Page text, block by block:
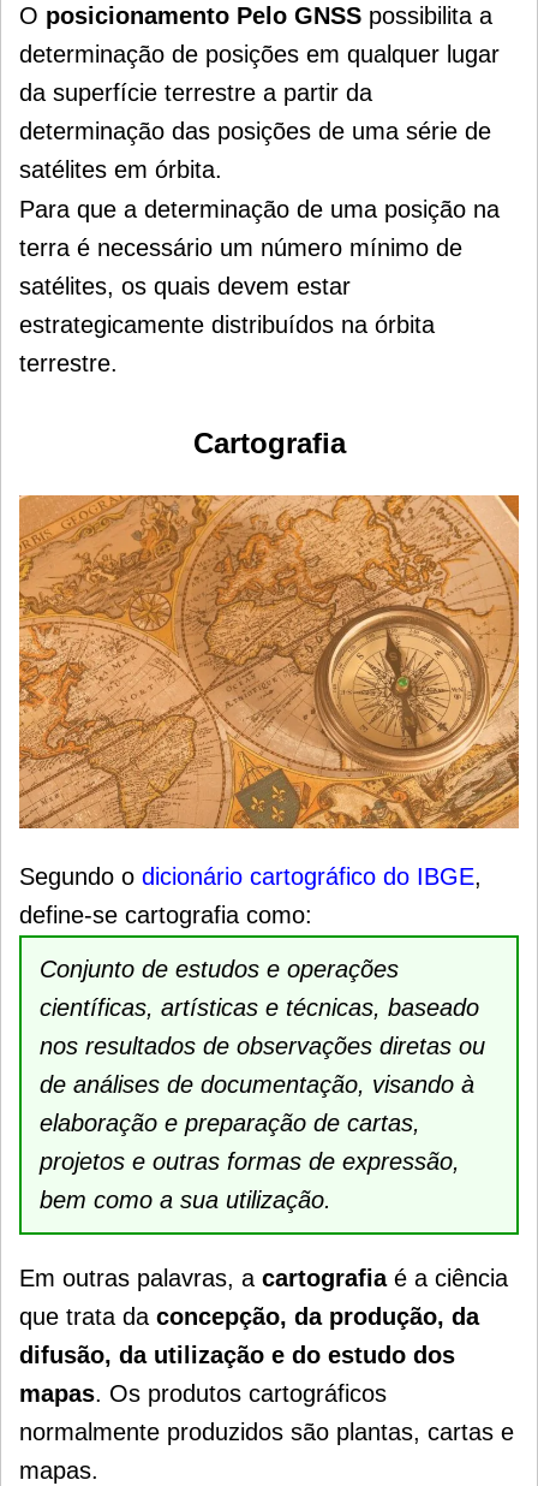
O posicionamento Pelo GNSS possibilita a
determinação de posições em qualquer lugar
da superfície terrestre a partir da
determinação das posições de uma série de
satélites em órbita.
Para que a determinação de uma posição na
terra é necessário um número mínimo de
satélites, os quais devem estar
estrategicamente distribuídos na órbita
terrestre.
Cartografia
Segundo o dicionário cartográfico do IBGE,
define-se cartografia como:
Conjunto de estudos e operações
científicas, artísticas e técnicas, baseado
nos resultados de observações diretas ou
de análises de documentação, visando à
elaboração e preparação de cartas,
projetos e outras formas de expressão,
bem como a sua utilização.
Em outras palavras, a cartografiaé a ciência
que trata da concepção, da produção, da
difusão, da utilização e do estudo dos
mapas. Os produtos cartográficos
normalmente produzidos são plantas, cartas e
mapas.